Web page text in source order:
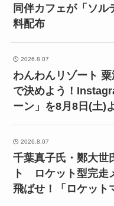
同伴カフェが「ソ
料配布
2026.8.07
わんわんリゾート
で決めよう！
ーン」を8月8日(土)
2026.8.07
千葉真子氏・鄭大世
ト ロケット型完走
飛ばせ！「ロケット